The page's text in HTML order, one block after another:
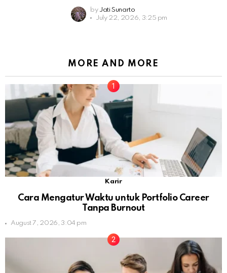
by Jati Sunarto
July 22, 2026, 3:25 pm
MORE AND MORE
Karir
Cara Mengatur Waktu untuk Portfolio Career
Tanpa Burnout
August 7, 2026, 3:04 pm